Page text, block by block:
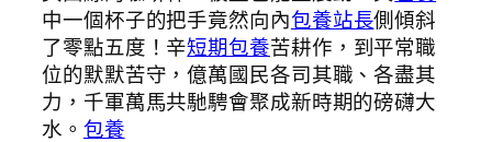
中一個杯子的把手竟然向內包養站長側傾斜
了零點五度！辛短期包養苦耕作，到平常職
位的默默苦守，億萬國民各司其職、各盡其
力，千軍萬馬共馳騁會聚成新時期的磅礴大
水。 包養